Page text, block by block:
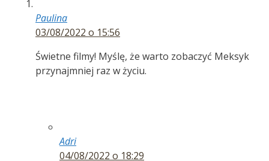
Paulina
03/08/2022 o 15:56
Świetne filmy! Myślę, że warto zobaczyć Meksyk
przynajmniej raz w życiu.
Adri
04/08/2022 o 18:29